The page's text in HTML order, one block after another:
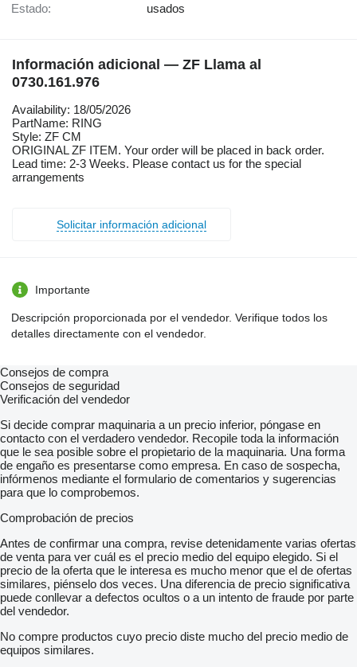
Estado: usados
Información adicional — ZF Llama al
0730.161.976
Availability: 18/05/2026
PartName: RING
Style: ZF CM
ORIGINAL ZF ITEM. Your order will be placed in back order.
Lead time: 2-3 Weeks. Please contact us for the special
arrangements
Solicitar información adicional
Importante
Descripción proporcionada por el vendedor. Verifique todos los
detalles directamente con el vendedor.
Consejos de compra
Consejos de seguridad
Verificación del vendedor
Si decide comprar maquinaria a un precio inferior, póngase en
contacto con el verdadero vendedor. Recopile toda la información
que le sea posible sobre el propietario de la maquinaria. Una forma
de engaño es presentarse como empresa. En caso de sospecha,
infórmenos mediante el formulario de comentarios y sugerencias
para que lo comprobemos.
Comprobación de precios
Antes de confirmar una compra, revise detenidamente varias ofertas
de venta para ver cuál es el precio medio del equipo elegido. Si el
precio de la oferta que le interesa es mucho menor que el de ofertas
similares, piénselo dos veces. Una diferencia de precio significativa
puede conllevar a defectos ocultos o a un intento de fraude por parte
del vendedor.
No compre productos cuyo precio diste mucho del precio medio de
equipos similares.